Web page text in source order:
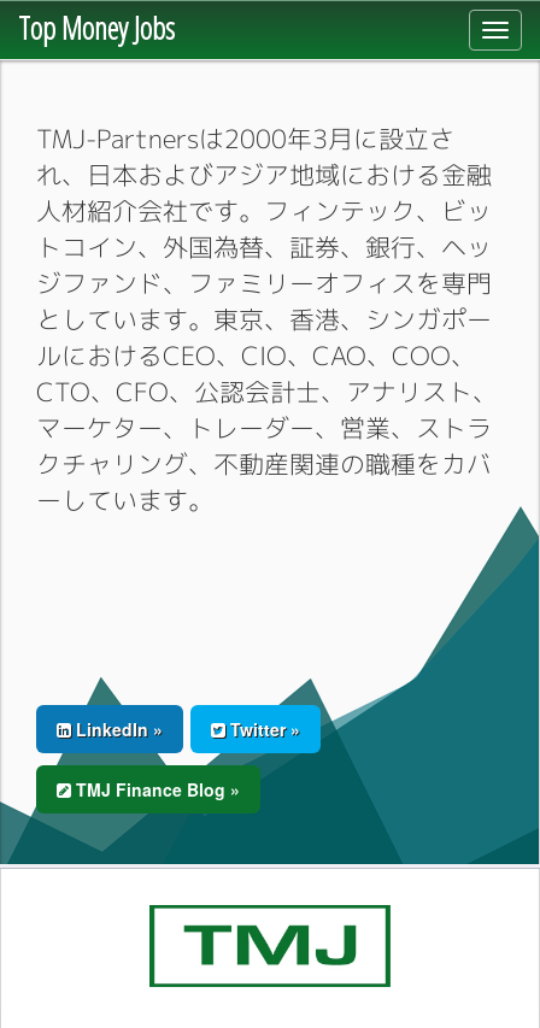
Top Money Jobs
TMJ-Partnersは2000年3月に設立さ
れ、日本およびアジア地域における金融
人材紹介会社です。フィンテック、ビッ
トコイン、外国為替、証券、銀行、ヘッ
ジファンド、ファミリーオフィスを専門
としています。東京、香港、シンガポー
ルにおけるCEO、CIO、CAO、COO、
CTO、CFO、公認会計士、アナリスト、
マーケター、トレーダー、営業、ストラ
クチャリング、不動産関連の職種をカバ
ーしています。
LinkedIn » Twitter »
TMJ Finance Blog »